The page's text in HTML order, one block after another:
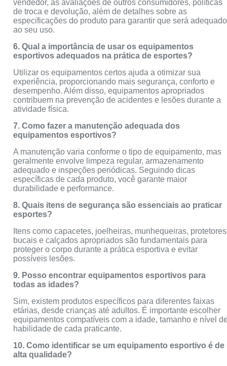
vendedor, as avaliações de outros consumidores, políticas
de troca e devolução, além de detalhes sobre as
especificações do produto para garantir que será adequado
ao seu uso.
6. Qual a importância de usar os equipamentos
esportivos adequados na prática de esportes?
Utilizar os equipamentos certos ajuda a otimizar sua
experiência, proporcionando mais segurança, conforto e
desempenho. Além disso, equipamentos apropriados
contribuem na prevenção de acidentes e lesões durante a
atividade física.
7. Como fazer a manutenção adequada dos
equipamentos esportivos?
A manutenção varia conforme o tipo de equipamento, mas
geralmente envolve limpeza regular, armazenamento
adequado e inspeções periódicas. Seguindo dicas
específicas de cada produto, você garante maior
durabilidade e performance.
8. Quais itens de segurança são essenciais ao praticar
esportes?
Itens como capacetes, joelheiras, munhequeiras, protetores
bucais e calçados apropriados são fundamentais para
proteger o corpo durante a prática esportiva e evitar
possíveis lesões.
9. Posso encontrar equipamentos esportivos para
todas as idades?
Sim, existem produtos específicos para diferentes faixas
etárias, desde crianças até adultos. É importante escolher
equipamentos compatíveis com a idade, tamanho e nível
habilidade de cada praticante.
10. Como identificar se um equipamento esportivo é de
alta qualidade?